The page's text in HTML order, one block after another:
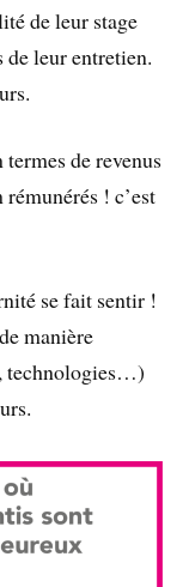
de leur stage
de leur entretien.
de revenus
! c’est
se fait sentir !
manière
technologies…)